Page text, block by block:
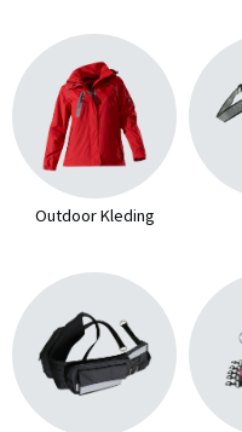
Outdoor Kleding